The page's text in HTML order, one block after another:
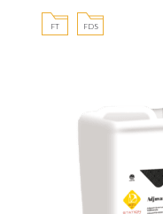
FT FDS